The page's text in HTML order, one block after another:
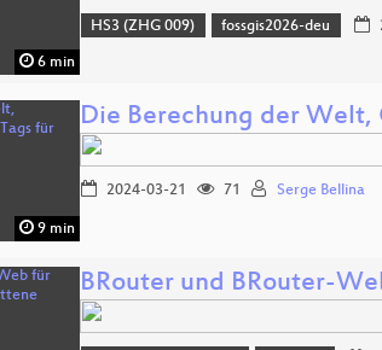
6 min
HS3 (ZHG 009) fossgis2026-deu
9 min
Die Berechung der Welt,
2024-03-21 71 Serge Bellina
BRouter und BRouter-